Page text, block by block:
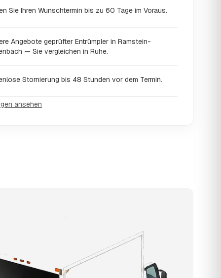
Sie Ihren Wunschtermin bis zu 60 Tage im Voraus.
Angebote geprüfter Entrümpler in Ramstein-
— Sie vergleichen in Ruhe.
Stornierung bis 48 Stunden vor dem Termin.
ansehen